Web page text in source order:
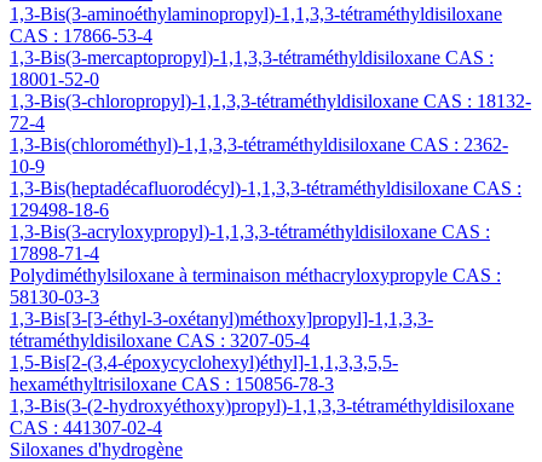
1,3-Bis(3-aminoéthylaminopropyl)-1,1,3,3-tétraméthyldisiloxane
CAS : 17866-53-4
1,3-Bis(3-mercaptopropyl)-1,1,3,3-tétraméthyldisiloxane CAS :
18001-52-0
1,3-Bis(3-chloropropyl)-1,1,3,3-tétraméthyldisiloxane CAS : 18132-
72-4
1,3-Bis(chlorométhyl)-1,1,3,3-tétraméthyldisiloxane CAS : 2362-
10-9
1,3-Bis(heptadécafluorodécyl)-1,1,3,3-tétraméthyldisiloxane CAS :
129498-18-6
1,3-Bis(3-acryloxypropyl)-1,1,3,3-tétraméthyldisiloxane CAS :
17898-71-4
Polydiméthylsiloxane à terminaison méthacryloxypropyle CAS :
58130-03-3
1,3-Bis[3-[3-éthyl-3-oxétanyl)méthoxy]propyl]-1,1,3,3-
tétraméthyldisiloxane CAS : 3207-05-4
1,5-Bis[2-(3,4-époxycyclohexyl)éthyl]-1,1,3,3,5,5-
hexaméthyltrisiloxane CAS : 150856-78-3
1,3-Bis(3-(2-hydroxyéthoxy)propyl)-1,1,3,3-tétraméthyldisiloxane
CAS : 441307-02-4
Siloxanes d'hydrogène